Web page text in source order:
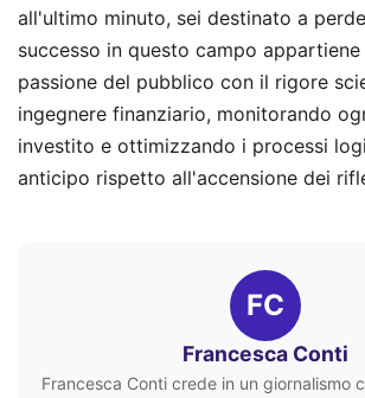
all'ultimo minuto, sei destinato a
successo in questo campo
passione del pubblico con il rigore
ingegnere finanziario, monitorando
investito e ottimizzando i processi
anticipo rispetto all'accensione dei
FC
Francesca Conti
Francesca Conti crede in un giornalismo